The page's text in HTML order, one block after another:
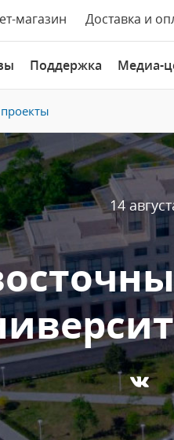
магазин Доставка и
Поддержка Медиа-
14